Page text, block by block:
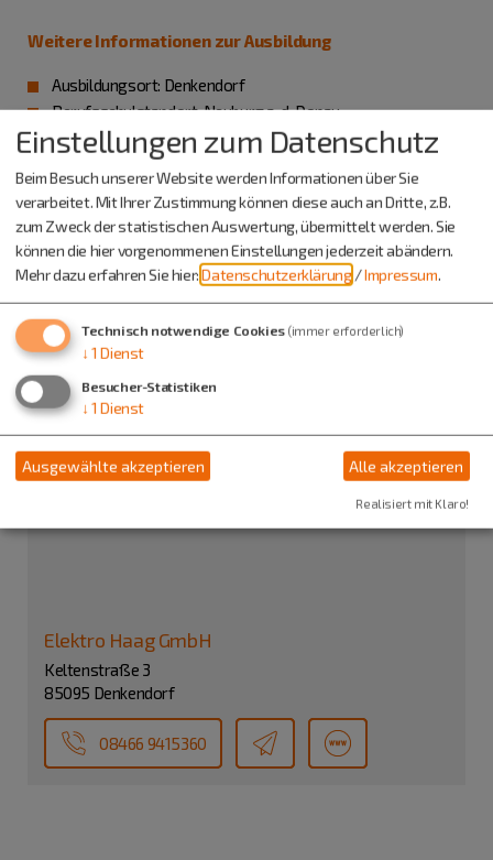
Weitere Informationen zur Ausbildung
Ausbildungsort: Denkendorf
Berufsschulstandort: Neuburg a. d. Donau
Übernahme möglich: ja
Weitere Informationen zum Betrieb
Elektro Haag GmbH
Elektro Haag GmbH
Keltenstraße 3
85095 Denkendorf
08466 9415360
Einstellungen zum Datenschutz
Beim Besuch unserer Website werden Informationen über Sie
verarbeitet. Mit Ihrer Zustimmung können diese auch an Dritte, z.B.
zum Zweck der statistischen Auswertung, übermittelt werden. Sie
können die hier vorgenommenen Einstellungen jederzeit abändern.
Mehr dazu erfahren Sie hier:Datenschutzerklärung /Impressum.
Technisch notwendige Cookies (immer erforderlich)
↓ 1 Dienst
Besucher-Statistiken
↓ 1 Dienst
Ausgewählte akzeptieren Alle akzeptieren
Realisiert mit Klaro!